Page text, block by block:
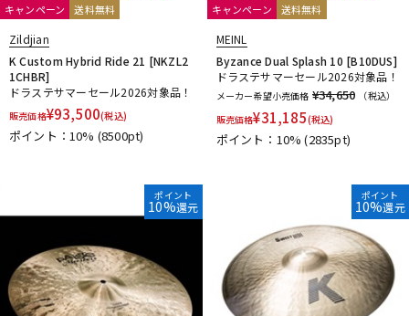
キャンペーン
送料無料
Zildjian
K Custom Hybrid Ride 21 [NKZL2
1CHBR]
ドラステサマーセール2026対象品！
販売価格¥93,500(税込)
ポイント：10% (8500pt)
キャンペーン
送料無料
MEINL
Byzance Dual Splash 10 [B10DUS]
ドラステサマーセール2026対象品！
メーカー希望小売価格 ¥34,650
（税込）
販売価格¥31,185(税込)
ポイント：10%(2835pt)
ポイント
10%還元
ポイント
10%還元